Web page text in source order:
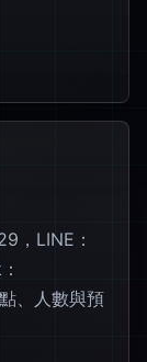
，LINE：
、人數與預